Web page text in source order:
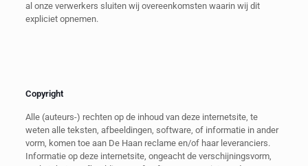
al onze verwerkers sluiten wij overeenkomsten waarin wij dit
expliciet opnemen.
Copyright
Alle (auteurs-) rechten op de inhoud van deze internetsite, te
weten alle teksten, afbeeldingen, software, of informatie in ander
vorm, komen toe aan De Haan reclame en/of haar leveranciers.
Informatie op deze internetsite, ongeacht de verschijningsvorm,